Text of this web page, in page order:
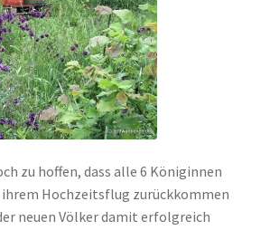
zu hoffen, dass alle 6 Königinnen
Hochzeitsflug zurückkommen
neuen Völker damit erfolgreich